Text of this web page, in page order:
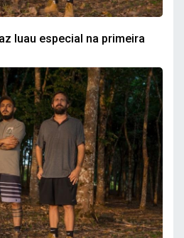
luau especial na primeira